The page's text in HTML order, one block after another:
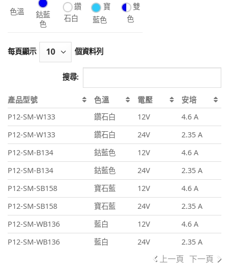
色溫
鈷藍
色
鑽
石白
寶
藍色
雙
色
每頁顯示 個資料列
搜尋:
產品型號 色溫 電壓
安培
P12-SM-W133
鑽石白 12V
4.6 A
P12-SM-W133
鑽石白 24V
2.35 A
P12-SM-B134
鈷藍色 12V
4.6 A
P12-SM-B134
鈷藍色 24V
2.35 A
P12-SM-SB158
寶石藍 12V
4.6 A
P12-SM-SB158
寶石藍 24V
2.35 A
P12-SM-WB136
藍白 12V
4.6 A
P12-SM-WB136
藍白 24V 2.35 A
上一頁 下一頁